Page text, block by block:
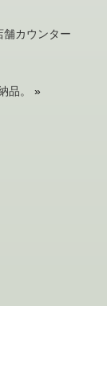
舗カウンター
品。 »